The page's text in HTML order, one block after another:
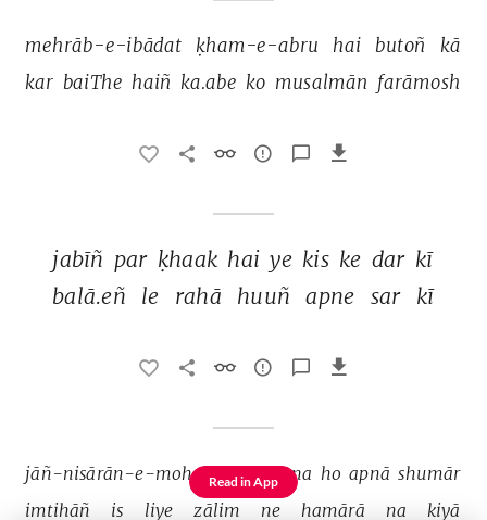
mehrāb-e-ibādat ḳham-e-abru hai butoñ
kā
kar baiThe haiñ ka.abe ko musalmān farāmosh
jabīñ par ḳhaak hai ye kis ke dar kī
balā.eñ
le rahā huuñ apne sar kī
jāñ-nisārān-e-mohabbat meñ na ho apnā shumār
imtihāñ
is liye zālim ne hamārā na kiyā
Read in App